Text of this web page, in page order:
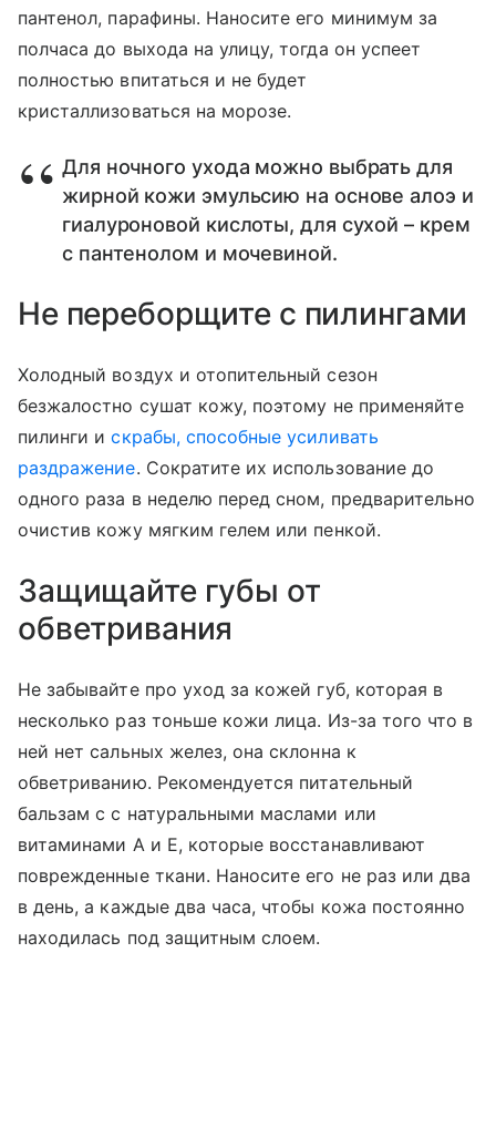
пантенол, парафины. Наносите его минимум за
полчаса до выхода на улицу, тогда он успеет
полностью впитаться и не будет
кристаллизоваться на морозе.
Для ночного ухода можно выбрать для
жирной кожи эмульсию на основе алоэ и
гиалуроновой кислоты, для сухой – крем
с пантенолом и мочевиной.
Не переборщите с пилингами
Холодный воздух и отопительный сезон
безжалостно сушат кожу, поэтому не применяйте
пилинги искрабы, способные усиливать
раздражение. Сократите их использование до
одного раза в неделю перед сном, предварительно
очистив кожу мягким гелем или пенкой.
Защищайте губы от
обветривания
Не забывайте про уход за кожей губ, которая в
несколько раз тоньше кожи лица. Из-за того что в
ней нет сальных желез, она склонна к
обветриванию. Рекомендуется питательный
бальзам с с натуральными маслами или
витаминами А и Е, которые восстанавливают
поврежденные ткани. Наносите его не раз или два
в день, а каждые два часа, чтобы кожа постоянно
находилась под защитным слоем.